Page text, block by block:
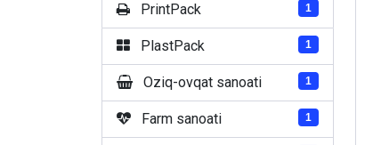
PrintPack 1
PlastPack 1
Oziq-ovqat sanoati 1
Farm sanoati 1